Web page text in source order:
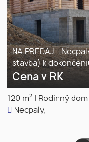
NA PREDAJ -
stavba) k
Cena v RK
120 m2 Rodinný dom
Necpaly,